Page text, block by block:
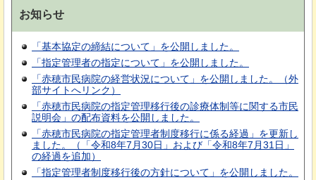
お知らせ
「基本協定の締結について」を公開しました。
「指定管理者の指定について」を公開しました。
「赤穂市民病院の経営状況について」を公開しました。（外
部サイトへリンク）
「赤穂市民病院の指定管理移行後の診療体制等に関する市民
説明会」の配布資料を公開しました。
「赤穂市民病院の指定管理者制度移行に係る経過」を更新し
ました。（「令和8年7月30日」および「令和8年7月31日」
の経過を追加）
「指定管理者制度移行後の方針について」を公開しました。